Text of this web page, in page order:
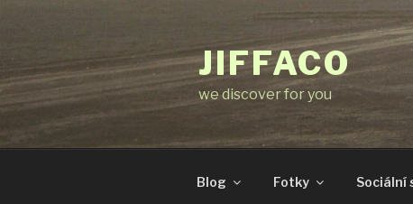
webu
JIFFACO
we discover for you
Blog Fotky Sociální